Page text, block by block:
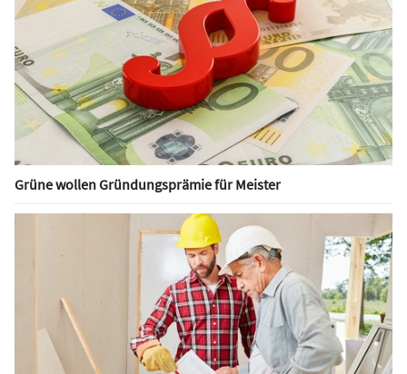
Grüne wollen Gründungsprämie für Meister